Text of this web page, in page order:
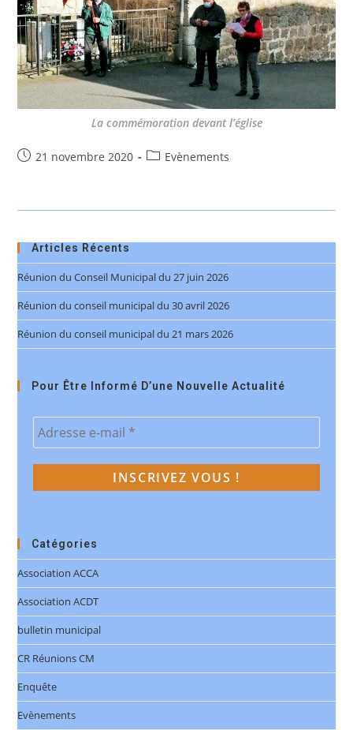
La commémoration devant l’église
Publication
21 novembre 2020
PostEvènements
Articles Récents
Réunion du Conseil Municipal du 27 juin 2026
Réunion du conseil municipal du 30 avril 2026
Réunion du conseil municipal du 21 mars 2026
Pour Être Informé D’une Nouvelle Actualité
Catégories
Association ACCA
Association ACDT
bulletin municipal
CR Réunions CM
Enquête
Evènements